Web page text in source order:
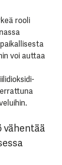
rooli
voi auttaa
vähentää